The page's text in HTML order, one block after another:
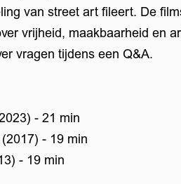
van street art fileert. De
vrijheid, maakbaarheid en
vragen tijdens een Q&A.
- 21 min
- 19 min
- 19 min